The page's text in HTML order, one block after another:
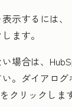
示するには、
ます。
場合は、
。ダイアロ
をクリックしま